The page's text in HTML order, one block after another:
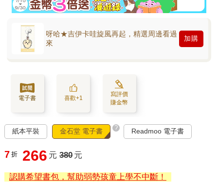
呀哈★吉伊卡哇旋風再起，精選周邊看過
來
加購
電子書 喜歡+1
寫評價
賺金幣
紙本平裝 金石堂 電子書 ? Readmoo 電子書
7 折 266 元 380 元
認購希望書包，幫助弱勢孩童上學不中斷！